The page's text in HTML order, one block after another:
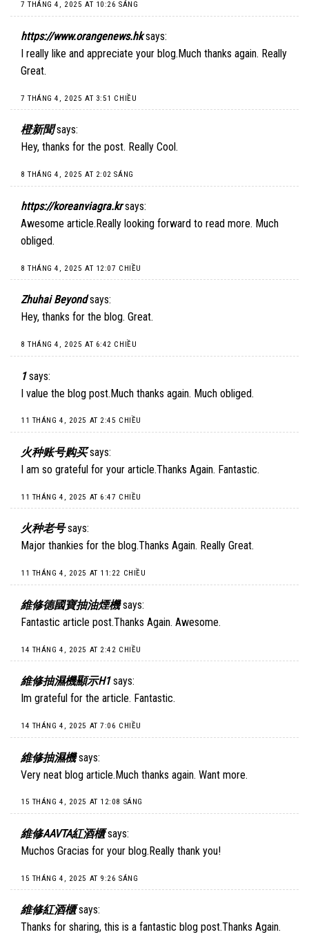
7 THÁNG 4, 2025 AT 10:26 SÁNG
https://www.orangenews.hk says:
I really like and appreciate your blog.Much thanks again. Really
Great.
7 THÁNG 4, 2025 AT 3:51 CHIỀU
橙新聞 says:
Hey, thanks for the post. Really Cool.
8 THÁNG 4, 2025 AT 2:02 SÁNG
https://koreanviagra.kr says:
Awesome article.Really looking forward to read more. Much
obliged.
8 THÁNG 4, 2025 AT 12:07 CHIỀU
Zhuhai Beyond says:
Hey, thanks for the blog. Great.
8 THÁNG 4, 2025 AT 6:42 CHIỀU
1 says:
I value the blog post.Much thanks again. Much obliged.
11 THÁNG 4, 2025 AT 2:45 CHIỀU
火种账号购买 says:
I am so grateful for your article.Thanks Again. Fantastic.
11 THÁNG 4, 2025 AT 6:47 CHIỀU
火种老号 says:
Major thankies for the blog.Thanks Again. Really Great.
11 THÁNG 4, 2025 AT 11:22 CHIỀU
維修德國寶抽油煙機 says:
Fantastic article post.Thanks Again. Awesome.
14 THÁNG 4, 2025 AT 2:42 CHIỀU
維修抽濕機顯示H1 says:
Im grateful for the article. Fantastic.
14 THÁNG 4, 2025 AT 7:06 CHIỀU
維修抽濕機 says:
Very neat blog article.Much thanks again. Want more.
15 THÁNG 4, 2025 AT 12:08 SÁNG
維修AAVTA紅酒櫃 says:
Muchos Gracias for your blog.Really thank you!
15 THÁNG 4, 2025 AT 9:26 SÁNG
維修紅酒櫃 says:
Thanks for sharing, this is a fantastic blog post.Thanks Again.